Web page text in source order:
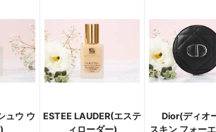
ュウ ウ
ESTEE LAUDER(エステ
ィローダー)
Dior(ディオ
スキン フォー